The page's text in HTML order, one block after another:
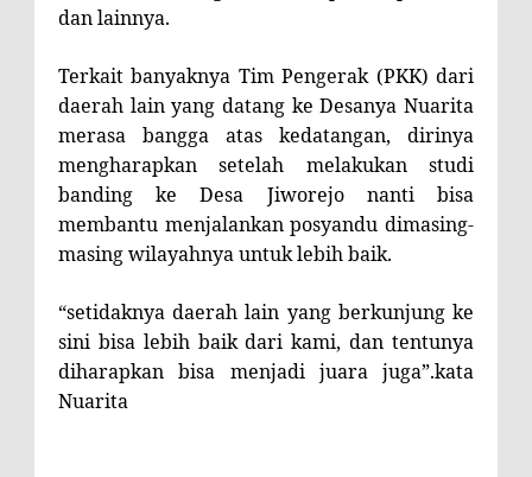
dan lainnya.
Terkait banyaknya Tim Pengerak (PKK) dari
daerah lain yang datang ke Desanya Nuarita
merasa bangga atas kedatangan, dirinya
mengharapkan setelah melakukan studi
banding ke Desa Jiworejo nanti bisa
membantu menjalankan posyandu dimasing-
masing wilayahnya untuk lebih baik.
“setidaknya daerah lain yang berkunjung ke
sini bisa lebih baik dari kami, dan tentunya
diharapkan bisa menjadi juara juga”.kata
Nuarita